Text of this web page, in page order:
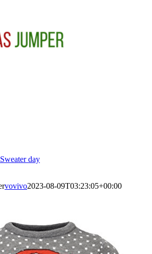
day
vovivo2023-08-09T03:23:05+00:00